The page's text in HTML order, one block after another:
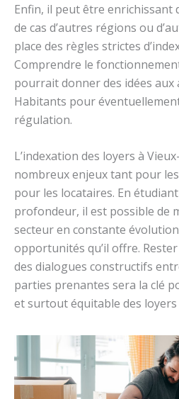
Enfin, il peut être enrichissant
de cas d’autres régions ou
place des règles strictes
Comprendre le
pourrait donner des idées aux
Habitants pour
régulation.
L’indexation des loyers à
nombreux enjeux tant pour
pour les locataires. En
profondeur, il est possible de
secteur en constante
opportunités qu’il offre.
des dialogues constructifs
parties prenantes sera la clé
et surtout équitable des